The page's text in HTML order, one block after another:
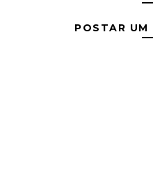
POSTAR UM